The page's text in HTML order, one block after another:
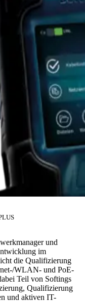
und
im
die Qualifizierung
WLAN- und PoE-
Teil von Softings
Qualifizierung
und aktiven IT-